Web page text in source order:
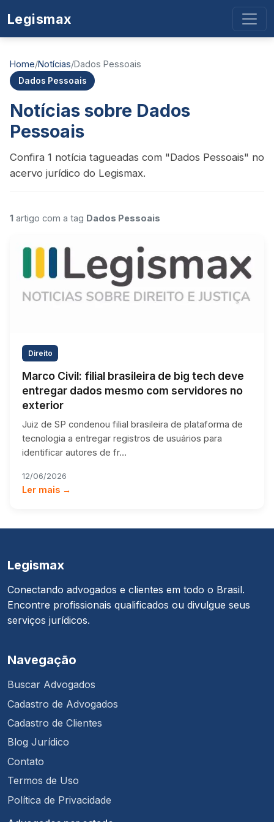
Legismax
Home/Notícias/Dados Pessoais
Dados Pessoais
Notícias sobre Dados
Pessoais
Confira 1 notícia tagueadas com "Dados Pessoais" no
acervo jurídico do Legismax.
1 artigo com a tag Dados Pessoais
Direito
Marco Civil: filial brasileira de big tech deve
entregar dados mesmo com servidores no
exterior
Juiz de SP condenou filial brasileira de plataforma de
tecnologia a entregar registros de usuários para
identificar autores de fr…
12/06/2026
Ler mais →
Legismax
Conectando advogados e clientes em todo o Brasil.
Encontre profissionais qualificados ou divulgue seus
serviços jurídicos.
Navegação
Buscar Advogados
Cadastro de Advogados
Cadastro de Clientes
Blog Jurídico
Contato
Termos de Uso
Política de Privacidade